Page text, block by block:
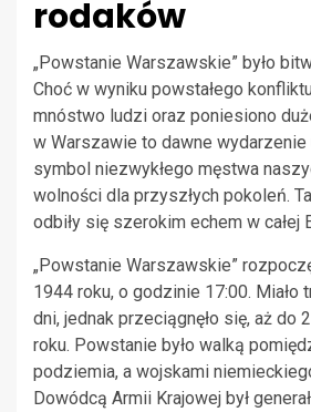
rodaków
„Powstanie Warszawskie” było
Choć w wyniku powstałego
mnóstwo ludzi oraz poniesiono
w Warszawie to dawne wydarzenie
symbol niezwykłego męstwa
wolności dla przyszłych pokoleń.
odbiły się szerokim echem w całej
„Powstanie Warszawskie”
1944 roku, o godzinie 17:00. Miało
dni, jednak przeciągnęło się, aż do
roku. Powstanie było walką
podziemia, a wojskami
Dowódcą Armii Krajowej był